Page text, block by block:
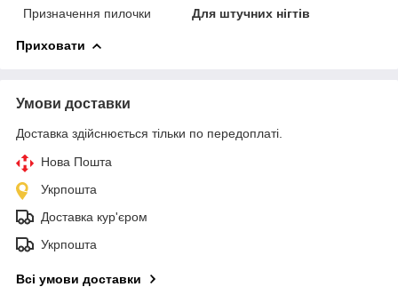
Призначення пилочки
Для штучних нігтів
Приховати
Умови доставки
Доставка здійснюється тільки по передоплаті.
Нова Пошта
Укрпошта
Доставка кур'єром
Укрпошта
Всі умови доставки